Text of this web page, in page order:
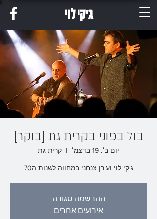
ג'קי לוי
בול בפוני בקרית גת [בוקר]
יום ב׳, 19 בדצמ׳
  |
קרית גת
ג'קי לוי ועירן צנחני במחווה לשנות ה70
ההרשמה סגורה
אירועים אחרים